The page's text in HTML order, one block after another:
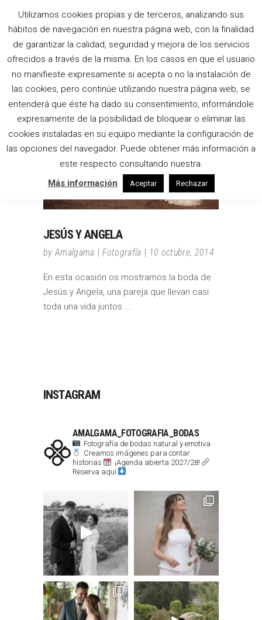
SANTA MARÍA TAG
JESÚS Y ANGELA
by Amalgama Fotografía 10 octubre, 2014
En esta ocasión os mostramos la boda de
Jesús y Angela, una pareja que llevan casi
toda una vida juntos
INSTAGRAM
AMALGAMA_FOTOGRAFIA_BODAS
Fotografía de bodas natural y emotiva
Creamos imágenes para contar
historias
¡Agenda abierta 2027/28!
Reserva aquí
Utilizamos cookies propias y de terceros, analizando sus
hábitos de navegación en nuestra página web, con la finalidad
de garantizar la calidad, seguridad y mejora de los servicios
ofrecidos a través de la misma. En los casos en que el usuario
no manifieste expresamente si acepta o no la instalación de
las cookies, pero continúe utilizando nuestra página web, se
entenderá que éste ha dado su consentimiento, informándole
expresamente de la posibilidad de bloquear o eliminar las
cookies instaladas en su equipo mediante la configuración de
las opciones del navegador. Puede obtener más información a
este respecto consultando nuestra.
Más información
Aceptar Rechazar